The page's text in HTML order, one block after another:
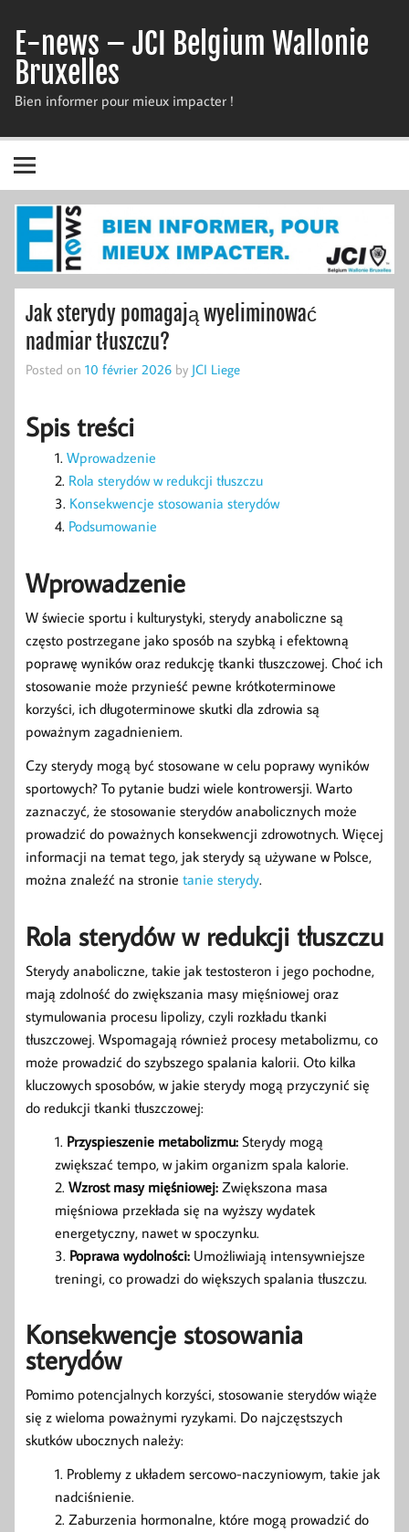
content
E-news – JCI Belgium Wallonie
Bruxelles
Bien informer pour mieux impacter !
Jak sterydy pomagają wyeliminować
nadmiar tłuszczu?
Posted on 10 février 2026 by JCI Liege
Spis treści
Wprowadzenie
Rola sterydów w redukcji tłuszczu
Konsekwencje stosowania sterydów
Podsumowanie
Wprowadzenie
W świecie sportu i kulturystyki, sterydy anaboliczne są
często postrzegane jako sposób na szybką i efektowną
poprawę wyników oraz redukcję tkanki tłuszczowej. Choć ich
stosowanie może przynieść pewne krótkoterminowe
korzyści, ich długoterminowe skutki dla zdrowia są
poważnym zagadnieniem.
Czy sterydy mogą być stosowane w celu poprawy wyników
sportowych? To pytanie budzi wiele kontrowersji. Warto
zaznaczyć, że stosowanie sterydów anabolicznych może
prowadzić do poważnych konsekwencji zdrowotnych. Więcej
informacji na temat tego, jak sterydy są używane w Polsce,
można znaleźć na stronie tanie sterydy.
Rola sterydów w redukcji tłuszczu
Sterydy anaboliczne, takie jak testosteron i jego pochodne,
mają zdolność do zwiększania masy mięśniowej oraz
stymulowania procesu lipolizy, czyli rozkładu tkanki
tłuszczowej. Wspomagają również procesy metabolizmu, co
może prowadzić do szybszego spalania kalorii. Oto kilka
kluczowych sposobów, w jakie sterydy mogą przyczynić się
do redukcji tkanki tłuszczowej:
Przyspieszenie metabolizmu: Sterydy mogą
zwiększać tempo, w jakim organizm spala kalorie.
Wzrost masy mięśniowej: Zwiększona masa
mięśniowa przekłada się na wyższy wydatek
energetyczny, nawet w spoczynku.
Poprawa wydolności: Umożliwiają intensywniejsze
treningi, co prowadzi do większych spalania tłuszczu.
Konsekwencje stosowania
sterydów
Pomimo potencjalnych korzyści, stosowanie sterydów wiąże
się z wieloma poważnymi ryzykami. Do najczęstszych
skutków ubocznych należy:
Problemy z układem sercowo-naczyniowym, takie jak
nadciśnienie.
Zaburzenia hormonalne, które mogą prowadzić do